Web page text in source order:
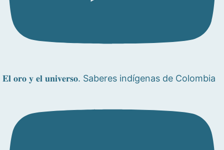
𝐄𝐥 𝐨𝐫𝐨 𝐲 𝐞𝐥 𝐮𝐧𝐢𝐯𝐞𝐫𝐬𝐨. Saberes indígenas de Colombia